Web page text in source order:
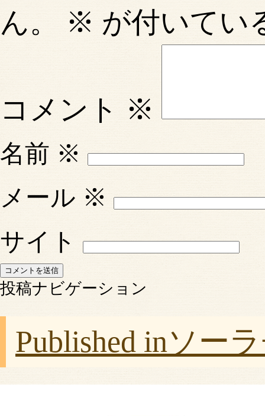
ん。
※ が付いてい
コメント ※
名前 ※
メール ※
サイト
投稿ナビゲーション
Published inソー